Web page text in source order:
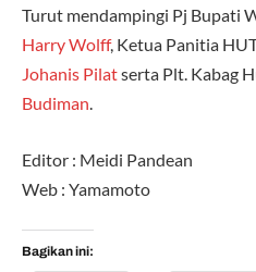
Turut mendampingi Pj Bupati
Harry Wolff, Ketua Panitia
Johanis Pilatserta Plt. Kabag
Budiman.
Editor : Meidi Pandean
Web : Yamamoto
Bagikan ini: